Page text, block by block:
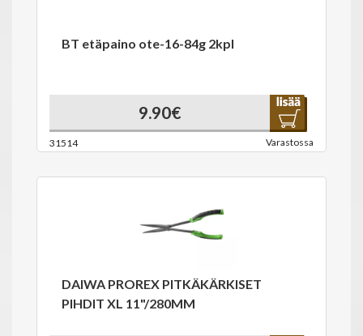
BT etäpaino ote-16-84g 2kpl
9.90€
31514 Varastossa
DAIWA PROREX PITKÄKÄRKISET
PIHDIT XL 11"/280MM